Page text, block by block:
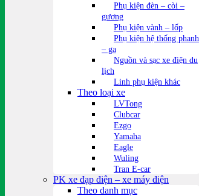
Phụ kiện đèn – còi –
gương
Phụ kiện vành – lốp
Phụ kiện hệ thống phanh
– ga
Nguồn và sạc xe điện du
lịch
Linh phụ kiện khác
Theo loại xe
LVTong
Clubcar
Ezgo
Yamaha
Eagle
Wuling
Tran E-car
PK xe đạp điện – xe máy điện
Theo danh mục